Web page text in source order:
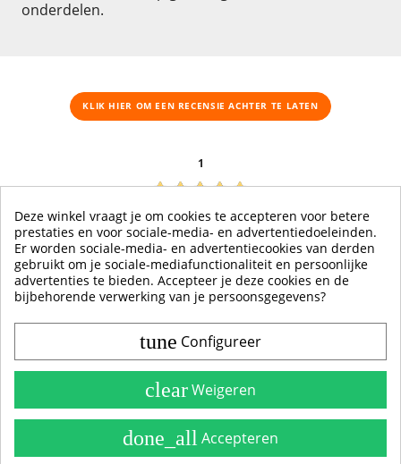
onderdelen.
KLIK HIER OM EEN ​​RECENSIE ACHTER TE LATEN
1
Marin
Super high quality
Deze winkel vraagt je om cookies te accepteren voor betere
prestaties en voor sociale-media- en advertentiedoeleinden.
Er worden sociale-media- en advertentiecookies van derden
gebruikt om je sociale-mediafunctionaliteit en persoonlijke
advertenties te bieden. Accepteer je deze cookies en de
bijbehorende verwerking van je persoonsgegevens?
tune Configureer
clearWeigeren
done_all Accepteren